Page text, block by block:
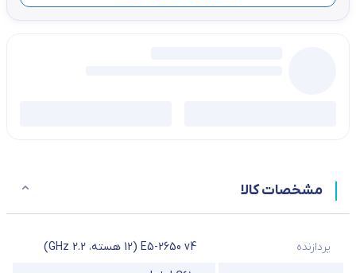
مشخصات کالا
پردازنده
E5-2650 v4 (12 هسته، 2.2 GHz)